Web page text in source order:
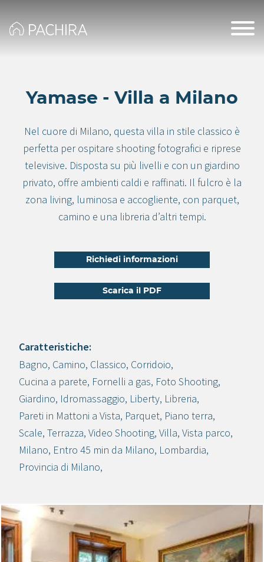
Yamase - Villa a Milano
Nel cuore di Milano, questa villa in stile classico è
perfetta per ospitare shooting fotografici e riprese
televisive. Disposta su più livelli e con un giardino
privato, offre ambienti caldi e raffinati. Il fulcro è la
zona living, luminosa e accogliente, con parquet,
camino e una libreria d’altri tempi.
Richiedi informazioni
Scarica il PDF
Crea progetto
Caratteristiche:
Bagno, Camino, Classico, Corridoio,
Cucina a parete, Fornelli a gas, Foto Shooting,
Giardino, Idromassaggio, Liberty, Libreria,
Pareti in Mattoni a Vista, Parquet, Piano terra,
Scale, Terrazza, Video Shooting, Villa, Vista parco,
Milano, Entro 45 min da Milano, Lombardia,
Provincia di Milano,